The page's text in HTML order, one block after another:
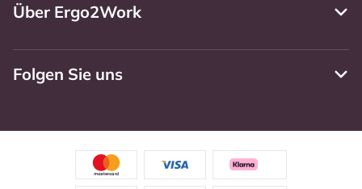
Über Ergo2Work
Folgen Sie uns